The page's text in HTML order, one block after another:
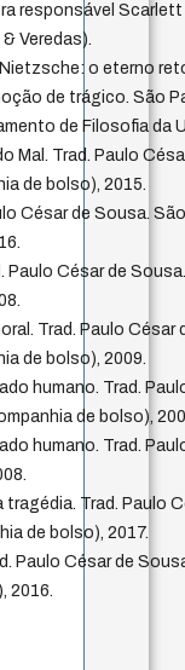
responsável
Veredas).
o eterno
de trágico. São
de Filosofia da
Mal. Trad. Paulo
de bolso), 2015.
César de Sousa.
Paulo César de
Trad. Paulo
de bolso), 2009.
humano. Trad.
de bolso),
humano. Trad.
tragédia. Trad. Paulo
de bolso), 2017.
Paulo César de
2016.